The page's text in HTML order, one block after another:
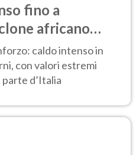
fino a
africano
caldo intenso in
con valori estremi
d’Italia